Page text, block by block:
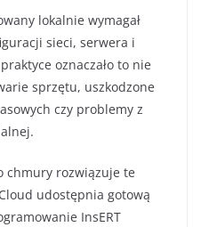
lokalnie wymagał
sieci, serwera i
oznaczało to nie
sprzętu, uszkodzone
czy problemy z
chmury rozwiązuje te
udostępnia gotową
InsERT